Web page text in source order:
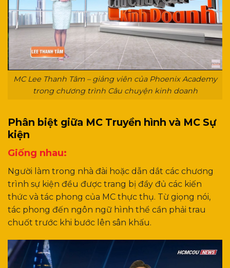
MC Lee Thanh Tâm – giảng viên của Phoenix Academy
trong chương trình Câu chuyện kinh doanh
Phân biệt giữa MC Truyền hình và MC Sự
kiện
Giống nhau:
Người làm trong nhà đài hoặc dẫn dắt các chương
trình sự kiện đều được trang bị đầy đủ các kiến
thức và tác phong của MC thực thụ. Từ giọng nói,
tác phong đến ngôn ngữ hình thể cần phải trau
chuốt trước khi bước lên sân khấu.